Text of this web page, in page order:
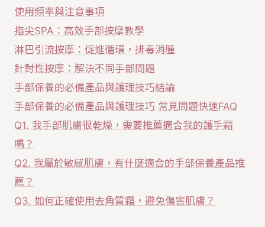
使用頻率與注意事項
指尖SPA：高效手部按摩教學
淋巴引流按摩：促進循環，排毒消腫
針對性按摩：解決不同手部問題
手部保養的必備產品與護理技巧結論
手部保養的必備產品與護理技巧 常見問題快速FAQ
Q1. 我手部肌膚很乾燥，需要推薦適合我的護手霜
嗎？
Q2. 我屬於敏感肌膚，有什麼適合的手部保養產品推
薦？
Q3. 如何正確使用去角質霜，避免傷害肌膚？